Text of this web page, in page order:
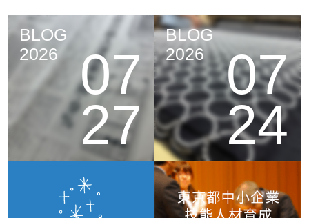
BLOG
2026
07
27
BLOG
2026
07
24